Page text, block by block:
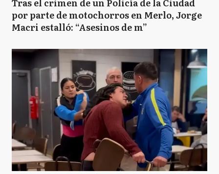
Tras el crimen de un Policía de la Ciudad
por parte de motochorros en Merlo, Jorge
Macri estalló: “Asesinos de m”